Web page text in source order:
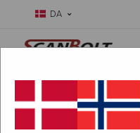
DA